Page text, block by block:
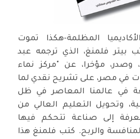
المظلمة-هكذا تموت
بيتر فلمنغ، الذي ترجمه عبد
وصدر، مؤخرا، عن "مركز نماء
في مصر، على تشريح نقدي لما
في عالمنا المعاصر في ظل
وتحويل التعليم العالي من
إلى صناعة تتحكم فيها
والربح. كتب فلمنغ هذا